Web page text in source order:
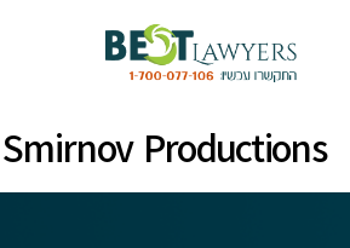
Smirnov Productions